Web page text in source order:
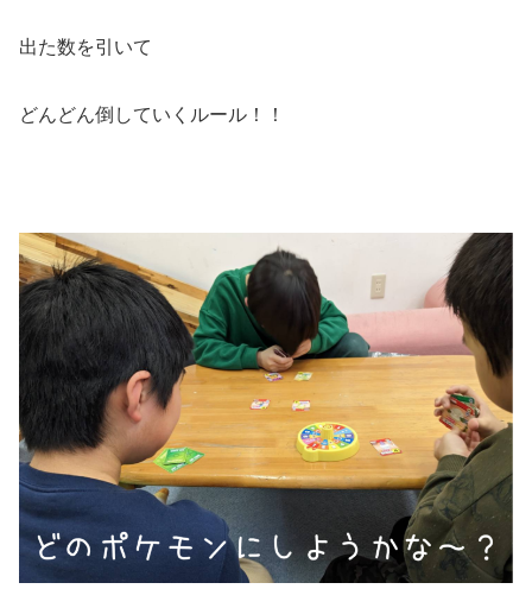
出た数を引いて
どんどん倒していくルール！！